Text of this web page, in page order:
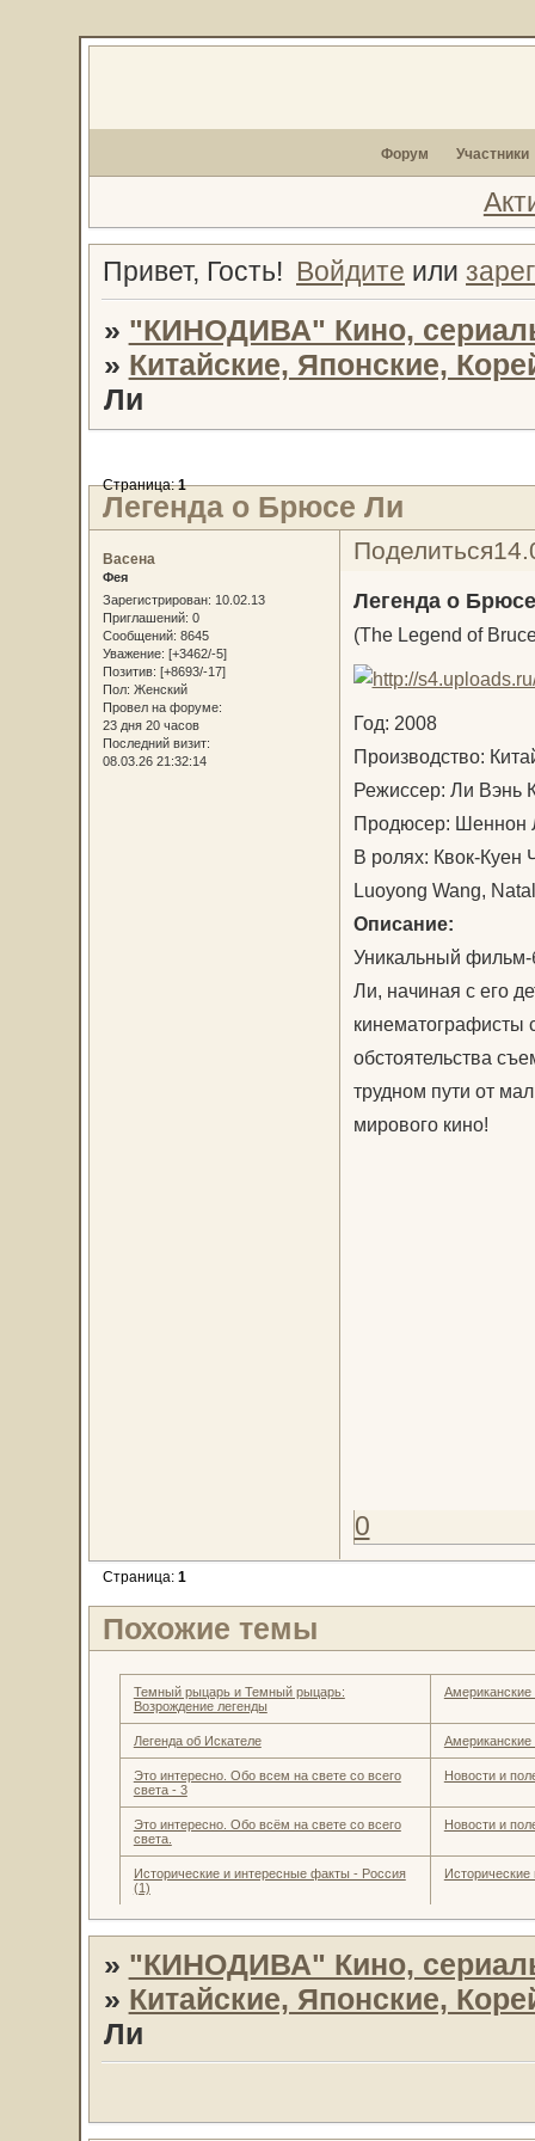
Форум Участники
Привет, Гость! Войдите или
» "КИНОДИВА" Кино,
» Китайские, Японские,
Ли
Легенда о Брюсе Ли
Страница:1
Поделиться
Васена
Фея
Зарегистрирован: 10.02.13
Приглашений: 0
Сообщений: 8645
Уважение: [+3462/-5]
Позитив: [+8693/-17]
Пол: Женский
Провел на форуме:
23 дня 20 часов
Последний визит:
08.03.26 21:32:14
Легенда о
(The Legend of
Год: 2008
Производство:
Режиссер: Ли
Продюсер:
В ролях: Квок-Куен
Luoyong Wang,
Описание:
Уникальный фильм-
Ли, начиная с его
кинематографисты
обстоятельства
трудном пути от
мирового кино!
0
Страница: 1
Похожие темы
Темный рыцарь и Темный рыцарь:
Возрождение легенды
Легенда об Искателе
Это интересно. Обо всем на свете со всего
света - 3
Новости и
Это интересно. Обо всём на свете со всего
света.
Новости и
Исторические и интересные факты - Россия
(1)
» "КИНОДИВА" Кино,
» Китайские, Японские,
Ли